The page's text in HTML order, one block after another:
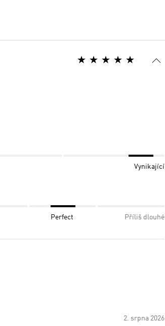
Vynikající
Perfect Příliš dlouhé
2. srpna 2026